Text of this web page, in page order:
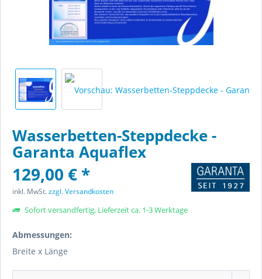
Wasserbetten-Steppdecke -
Garanta Aquaflex
129,00 € *
inkl. MwSt.zzgl. Versandkosten
Sofort versandfertig, Lieferzeit ca. 1-3 Werktage
Abmessungen:
Breite x Länge